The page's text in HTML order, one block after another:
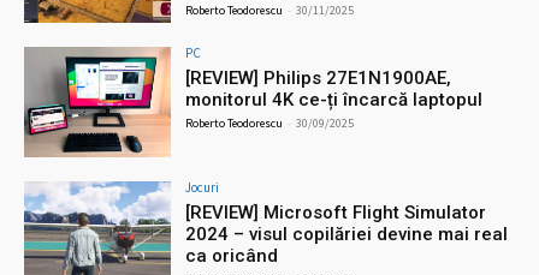
Roberto Teodorescu - 30/11/2025
PC
[REVIEW] Philips 27E1N1900AE,
monitorul 4K ce-ți încarcă laptopul
Roberto Teodorescu - 30/09/2025
Jocuri
[REVIEW] Microsoft Flight Simulator
2024 – visul copilăriei devine mai real
ca oricând